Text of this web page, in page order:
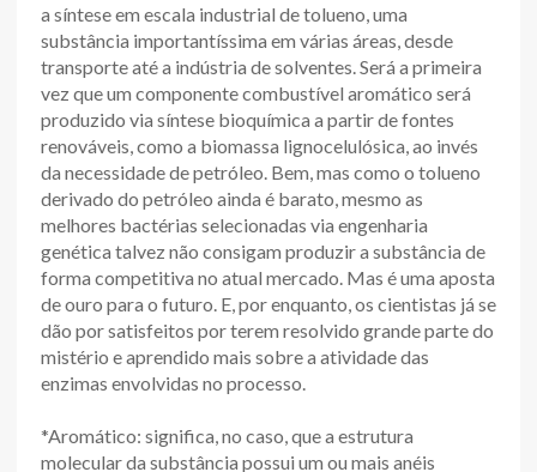
a síntese em escala industrial de tolueno, uma
substância importantíssima em várias áreas, desde
transporte até a indústria de solventes. Será a primeira
vez que um componente combustível aromático será
produzido via síntese bioquímica a partir de fontes
renováveis, como a biomassa lignocelulósica, ao invés
da necessidade de petróleo. Bem, mas como o tolueno
derivado do petróleo ainda é barato, mesmo as
melhores bactérias selecionadas via engenharia
genética talvez não consigam produzir a substância de
forma competitiva no atual mercado. Mas é uma aposta
de ouro para o futuro. E, por enquanto, os cientistas já se
dão por satisfeitos por terem resolvido grande parte do
mistério e aprendido mais sobre a atividade das
enzimas envolvidas no processo.
*Aromático: significa, no caso, que a estrutura
molecular da substância possui um ou mais anéis